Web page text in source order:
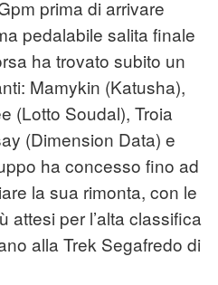
prima di arrivare
pedalabile salita finale
ha trovato subito un
Mamykin (Katusha),
(Lotto Soudal), Troia
(Dimension Data) e
ha concesso fino ad
la sua rimonta, con le
attesi per l’alta classifica
alla Trek Segafredo di